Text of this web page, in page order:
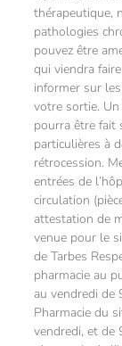
thérapeutique,
pathologies
pouvez être
qui viendra
informer sur
votre sortie. Un
pourra être fait
particulières à
rétrocession.
entrées de
circulation
attestation de
venue pour le
de Tarbes
pharmacie au
au vendredi de
Pharmacie du
vendredi, et de